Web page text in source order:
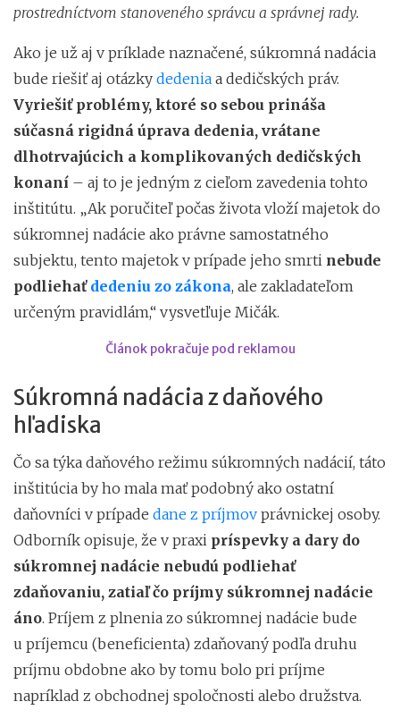
prostredníctvom stanoveného správcu a správnej rady.
Ako je už aj v príklade naznačené, súkromná nadácia
bude riešiť aj otázky dedenia a dedičských práv.
Vyriešiť problémy, ktoré so sebou prináša
súčasná rigidná úprava dedenia, vrátane
dlhotrvajúcich a komplikovaných dedičských
konaní – aj to je jedným z cieľom zavedenia tohto
inštitútu. „Ak poručiteľ počas života vloží majetok do
súkromnej nadácie ako právne samostatného
subjektu, tento majetok v prípade jeho smrti nebude
podliehať dedeniu zo zákona, ale zakladateľom
určeným pravidlám,“ vysvetľuje Mičák.
Článok pokračuje pod reklamou
Súkromná nadácia z daňového
hľadiska
Čo sa týka daňového režimu súkromných nadácií, táto
inštitúcia by ho mala mať podobný ako ostatní
daňovníci v prípade dane z príjmov právnickej osoby.
Odborník opisuje, že v praxi príspevky a dary do
súkromnej nadácie nebudú podliehať
zdaňovaniu, zatiaľ čo príjmy súkromnej nadácie
áno. Príjem z plnenia zo súkromnej nadácie bude
u príjemcu (beneficienta) zdaňovaný podľa druhu
príjmu obdobne ako by tomu bolo pri príjme
napríklad z obchodnej spoločnosti alebo družstva.